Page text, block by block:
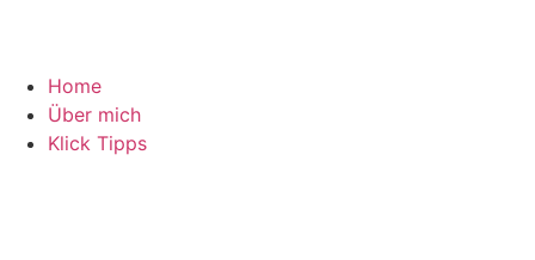
Home
Über mich
Klick Tipps